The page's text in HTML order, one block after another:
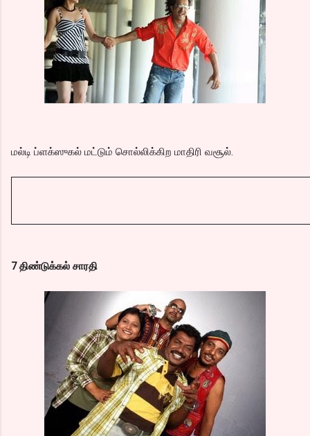
மல்டி ப்ளக்ஸுகல் மட்டும் சொல்லிக்கிற மாதிரி வசூல்.
7 திண்டுக்கல் சாரதி